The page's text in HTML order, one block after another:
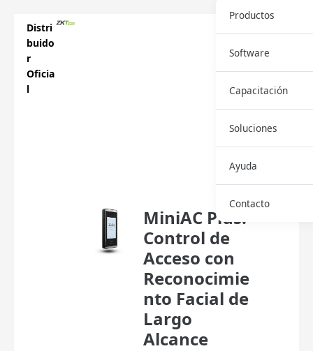
Distri
buido
r
Oficia
l
Descar
Ficha
MiniAC Plus:
Control de
Acceso con
Reconocimie
nto Facial de
Largo
Alcance
Productos
Software
Capacitación
Soluciones
Ayuda
Contacto